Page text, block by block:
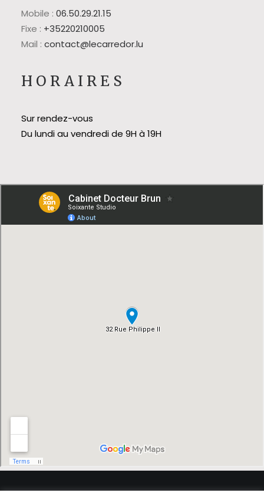
Mobile : 06.50.29.21.15
Fixe : +35220210005
Mail : contact@lecarredor.lu
HORAIRES
Sur rendez-vous
Du lundi au vendredi de 9H à 19H